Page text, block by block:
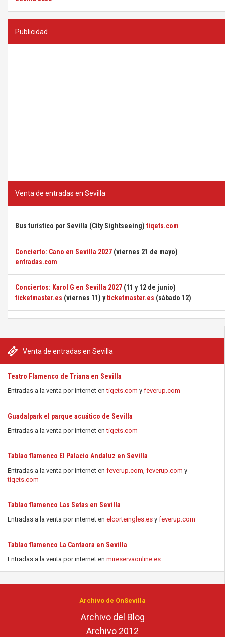
Venta de entradas en Sevilla
Teatro Flamenco de Triana en Sevilla
Entradas a la venta por internet entiqets.com y feverup.com
Guadalpark el parque acuático de Sevilla
Entradas a la venta por internet entiqets.com
Tablao flamenco El Palacio Andaluz en Sevilla
Entradas a la venta por internet en feverup.com, feverup.com y
tiqets.com
Tablao flamenco Las Setas en Sevilla
Entradas a la venta por internet en elcorteingles.es y feverup.com
Tablao flamenco La Cantaora en Sevilla
Entradas a la venta por internet en mireservaonline.es
Publicidad
Venta de entradas en Sevilla
Bus turístico por Sevilla (City Sightseeing) tiqets.com
Concierto: Cano en Sevilla 2027 (viernes 21 de mayo)
entradas.com
Conciertos: Karol G en Sevilla 2027 (11 y 12 de junio)
ticketmaster.es (viernes 11) yticketmaster.es (sábado 12)
Archivo de OnSevilla
Archivo del Blog
Archivo 2012